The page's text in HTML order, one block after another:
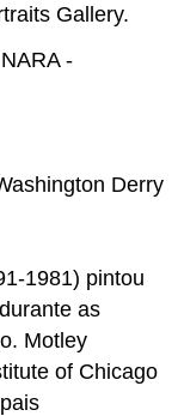
Gallery.
1981) pintou
as
Motley
of Chicago